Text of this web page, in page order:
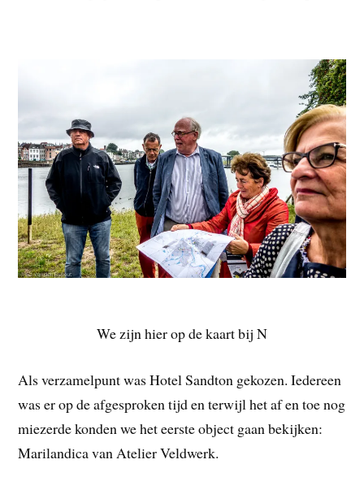
We zijn hier op de kaart bij N
Als verzamelpunt was Hotel Sandton gekozen. Iedereen
was er op de afgesproken tijd en terwijl het af en toe nog
miezerde konden we het eerste object gaan bekijken:
Marilandica van Atelier Veldwerk.